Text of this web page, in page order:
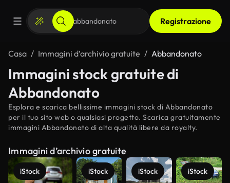
Registrazione
Casa Immagini d’archivio gratuite Abbandonato
Immagini stock gratuite di
Abbandonato
Esplora e scarica bellissime immagini stock di Abbandonato
per il tuo sito web o qualsiasi progetto. Scarica gratuitamente
immagini Abbandonato di alta qualità libere da royalty.
Immagini d’archivio gratuite
iStock iStock iStock iStock